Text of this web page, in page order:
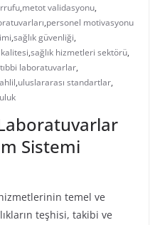
,metot validasyonu,
,personel motivasyonu
,sağlık güvenliği,
,sağlık hizmetleri sektörü,
tıbbi laboratuvarlar,
,uluslararası standartlar,
Sistemi
temel ve
teşhisi, takibi ve